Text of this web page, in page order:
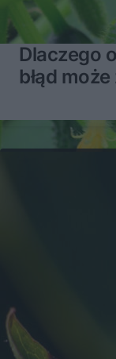
Dlaczego
błąd